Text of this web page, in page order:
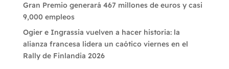
Gran Premio generará 467 millones de euros y casi
9,000 empleos
Ogier e Ingrassia vuelven a hacer historia: la
alianza francesa lidera un caótico viernes en el
Rally de Finlandia 2026